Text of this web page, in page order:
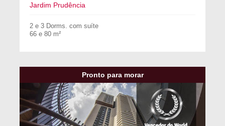
Jardim Prudência
2 e 3 Dorms. com suíte
66 e 80 m²
Pronto para morar